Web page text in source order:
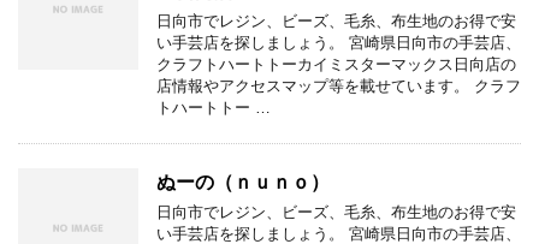
日向市でレジン、ビーズ、毛糸、布生地のお得で安
い手芸店を探しましょう。 宮崎県日向市の手芸店、
クラフトハートトーカイミスターマックス日向店の
店情報やアクセスマップ等を載せています。 クラフ
トハートトー …
ぬーの（ｎｕｎｏ）
日向市でレジン、ビーズ、毛糸、布生地のお得で安
い手芸店を探しましょう。 宮崎県日向市の手芸店、